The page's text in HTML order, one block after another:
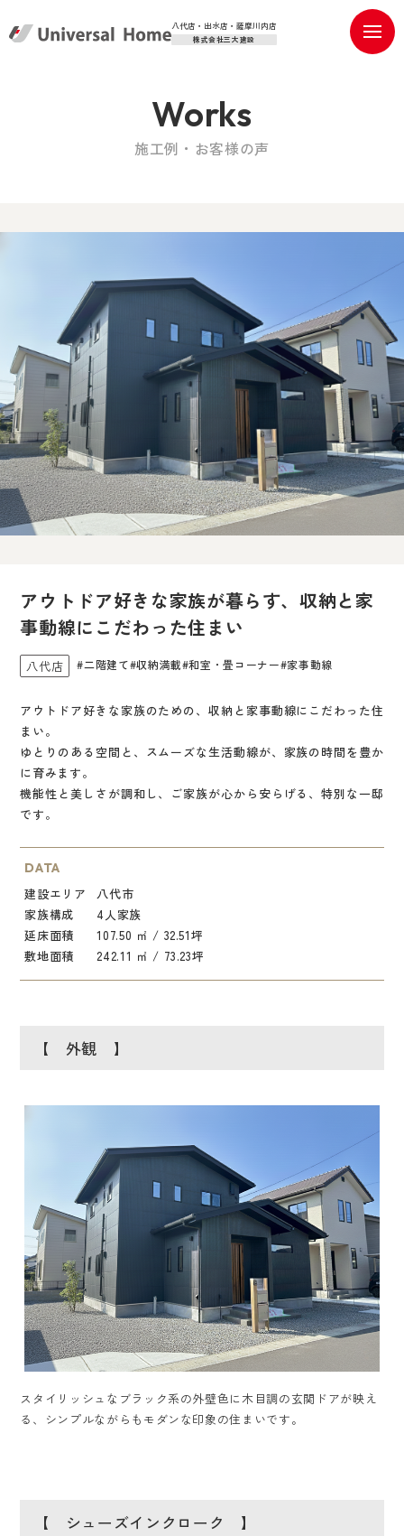
八代店・出水店・薩摩川内店
株式会社三大建設
Works
施工例・お客様の声
アウトドア好きな家族が暮らす、収納と家
事動線にこだわった住まい
八代店 #二階建て#収納満載#和室・畳コーナー#家事動線
アウトドア好きな家族のための、収納と家事動線にこだわった住
まい。
ゆとりのある空間と、スムーズな生活動線が、家族の時間を豊か
に育みます。
機能性と美しさが調和し、ご家族が心から安らげる、特別な一邸
です。
DATA
建設エリア
八代市
家族構成
4人家族
延床面積
107.50 ㎡ / 32.51坪
敷地面積
242.11 ㎡ / 73.23坪
【 外観 】
スタイリッシュなブラック系の外壁色に木目調の玄関ドアが映え
る、シンプルながらもモダンな印象の住まいです。
【 シューズインクローク 】